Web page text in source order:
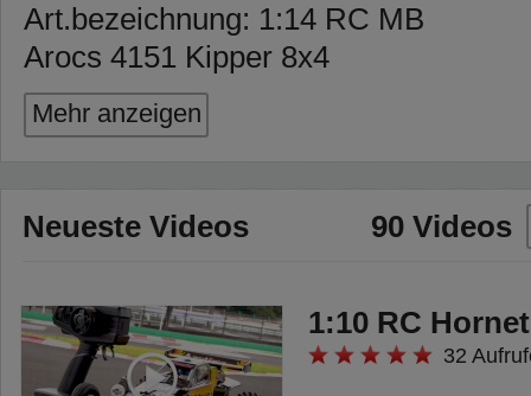
Art.bezeichnung: 1:14 RC MB
Arocs 4151 Kipper 8x4
Der TAMIYA Truck für den harten
Baustelleneinsatz! Der Mercedes
echtes Schwergewicht auf der
Truck das bewährte Fahrgestell
modifiziert: Der Truck besitzt wie
im Orginal 4 Achsen. Die beiden
Mehr anzeigen
Neueste Videos 90 Videos
1:10 RC
32